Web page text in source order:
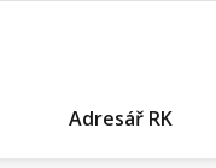
Adresář RK